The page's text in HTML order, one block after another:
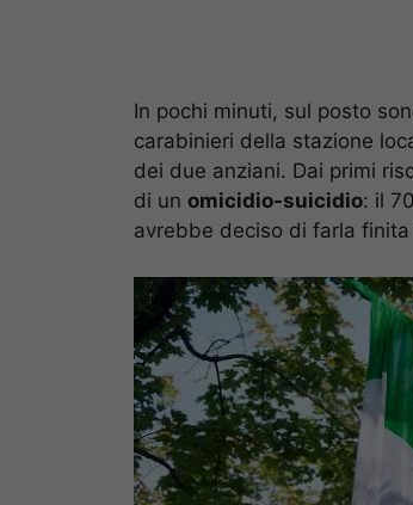
In pochi minuti, sul posto
carabinieri della stazione
dei due anziani. Dai primi
di un omicidio-suicidio: il
avrebbe deciso di farla